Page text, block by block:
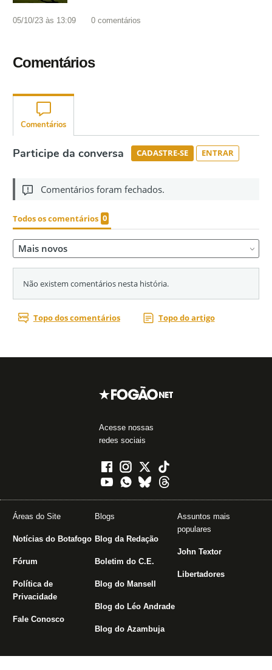
05/10/23 às 13:09 0 comentários
Comentários
Acesse nossas
redes sociais
Áreas do Site
Notícias do Botafogo
Fórum
Política de
Privacidade
Fale Conosco
Blogs
Blog da Redação
Boletim do C.E.
Blog do Mansell
Blog do Léo Andrade
Blog do Azambuja
Assuntos mais
populares
John Textor
Libertadores